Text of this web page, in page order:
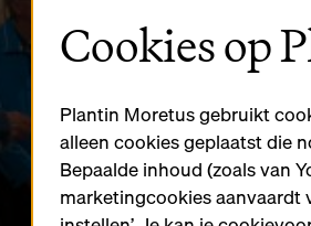
Cookies op
Plantin Moretus gebruikt
alleen cookies geplaatst die
Bepaalde inhoud (zoals van
marketingcookies aanvaardt